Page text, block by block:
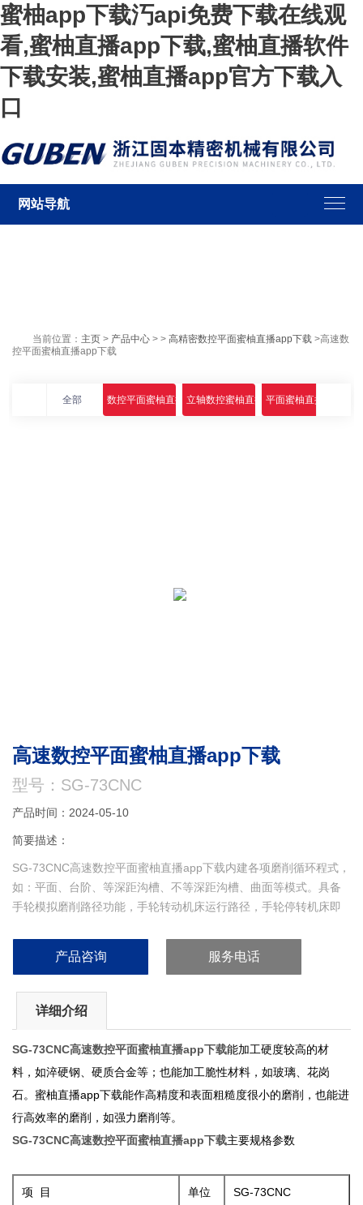
蜜柚app下载汅api免费下载在线观
看,蜜柚直播app下载,蜜柚直播软件
下载安装,蜜柚直播app官方下载入
口
网站导航
当前位置： 主页 > 产品中心 > >高精密数控平面蜜柚直播app下载 >高速数
控平面蜜柚直播app下载
全部 数控平面蜜柚直播app下载立轴数控蜜柚直播app下载平面蜜柚直播app下载
高速数控平面蜜柚直播app下载
型号：SG-73CNC
产品时间：2024-05-10
简要描述：
SG-73CNC高速数控平面蜜柚直播app下载内建各项磨削循环程式，
如：平面、台阶、等深距沟槽、不等深距沟槽、曲面等模式。具备
手轮模拟磨削路径功能，手轮转动机床运行路径，手轮停转机床即
产品咨询 服务电话
详细介绍
SG-73CNC高速数控平面蜜柚直播app下载能加工硬度较高的材
料，如淬硬钢、硬质合金等；也能加工脆性材料，如玻璃、花岗
石。蜜柚直播app下载能作高精度和表面粗糙度很小的磨削，也能进
行高效率的磨削，如强力磨削等。
SG-73CNC高速数控平面蜜柚直播app下载主要规格参数
项 目 单位 SG-73CNC